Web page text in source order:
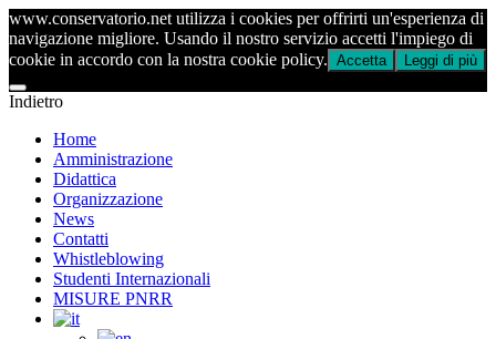
www.conservatorio.net utilizza i cookies per offrirti un'esperienza di
navigazione migliore. Usando il nostro servizio accetti l'impiego di
cookie in accordo con la nostra cookie policy. Accetta Leggi di più
Indietro
Home
Amministrazione
Didattica
Organizzazione
News
Contatti
Whistleblowing
Studenti Internazionali
MISURE PNRR